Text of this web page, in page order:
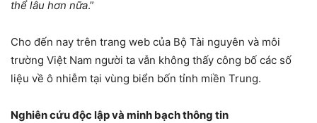
thể lâu hơn nữa.”
Cho đến nay trên trang web của Bộ Tài nguyên và môi
trường Việt Nam người ta vẫn không thấy công bố các số
liệu về ô nhiễm tại vùng biển bốn tỉnh miền Trung.
Nghiên cứu độc lập và minh bạch thông tin